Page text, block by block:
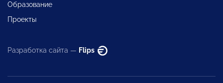
Образование
Проекты
Разработка сайта — Flips